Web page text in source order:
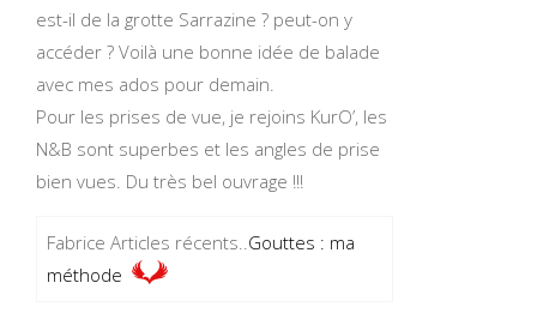
est-il de la grotte Sarrazine ? peut-on y
accéder ? Voilà une bonne idée de balade
avec mes ados pour demain.
Pour les prises de vue, je rejoins KurO’, les
N&B sont superbes et les angles de prise
bien vues. Du très bel ouvrage !!!
Fabrice Articles récents..Gouttes : ma
méthode